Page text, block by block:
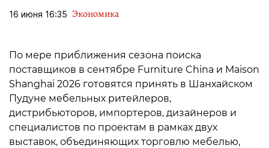
16 июня 16:35 Экономика
По мере приближения сезона поиска
поставщиков в сентябре Furniture China и Maison
Shanghai 2026 готовятся принять в Шанхайском
Пудуне мебельных ритейлеров,
дистрибьюторов, импортеров, дизайнеров и
специалистов по проектам в рамках двух
выставок, объединяющих торговлю мебелью,